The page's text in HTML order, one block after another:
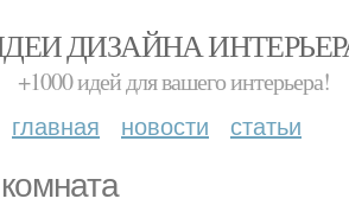
ДИЗАЙНА
+1000 идей для вашего интерьера!
главная новости статьи